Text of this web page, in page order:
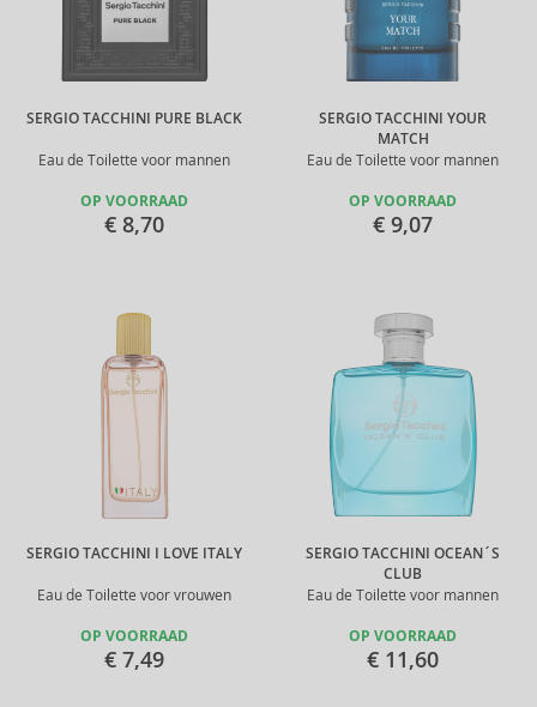
SERGIO TACCHINI PURE BLACK
Eau de Toilette voor mannen
OP VOORRAAD
€ 8,70
SERGIO TACCHINI YOUR
MATCH
Eau de Toilette voor mannen
OP VOORRAAD
€ 9,07
SERGIO TACCHINI I LOVE ITALY
Eau de Toilette voor vrouwen
OP VOORRAAD
€ 7,49
SERGIO TACCHINI OCEAN´S
CLUB
Eau de Toilette voor mannen
OP VOORRAAD
€ 11,60